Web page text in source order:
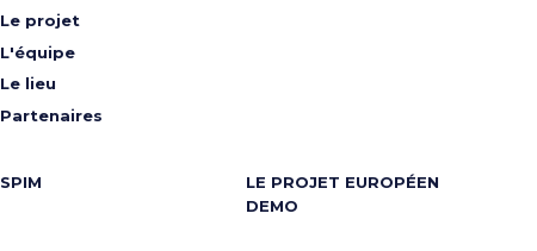
Le projet
L'équipe
Le lieu
Partenaires
SPIM
LE PROJET EUROPÉEN
DEMO